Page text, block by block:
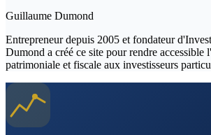
Guillaume Dumond
Entrepreneur depuis 2005 et fondateur
Dumond a créé ce site pour rendre accessible
patrimoniale et fiscale aux investisseurs